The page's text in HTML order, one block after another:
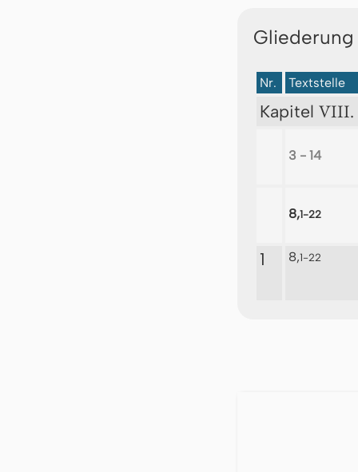
Nr. Textstelle
Kapitel VIII.
3 - 14
8,1-22
1 8,1-22